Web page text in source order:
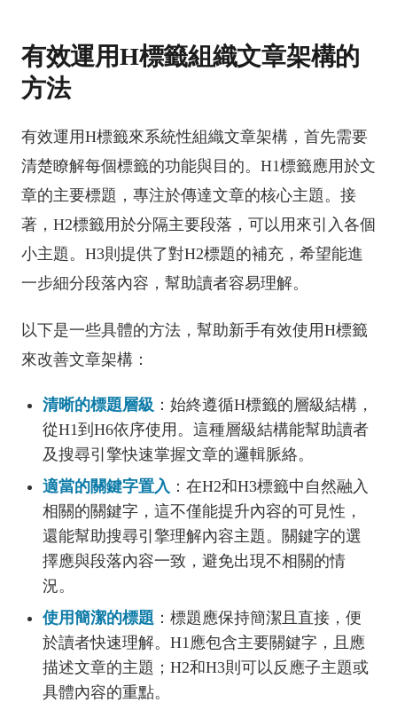
有效運用H標籤組織文章架構的
方法
有效運用H標籤來系統性組織文章架構，首先需要
清楚瞭解每個標籤的功能與目的。H1標籤應用於文
章的主要標題，專注於傳達文章的核心主題。接
著，H2標籤用於分隔主要段落，可以用來引入各個
小主題。H3則提供了對H2標題的補充，希望能進
一步細分段落內容，幫助讀者容易理解。
以下是一些具體的方法，幫助新手有效使用H標籤
來改善文章架構：
清晰的標題層級 ：始終遵循H標籤的層級結構，
從H1到H6依序使用。這種層級結構能幫助讀者
及搜尋引擎快速掌握文章的邏輯脈絡。
適當的關鍵字置入 ：在H2和H3標籤中自然融入
相關的關鍵字，這不僅能提升內容的可見性，
還能幫助搜尋引擎理解內容主題。關鍵字的選
擇應與段落內容一致，避免出現不相關的情
況。
使用簡潔的標題 ：標題應保持簡潔且直接，便
於讀者快速理解。H1應包含主要關鍵字，且應
描述文章的主題；H2和H3則可以反應子主題或
具體內容的重點。